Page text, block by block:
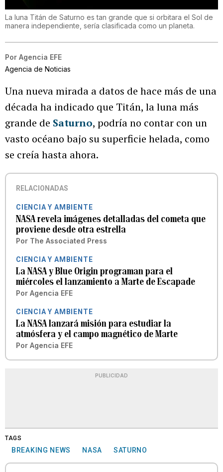
La luna Titán de Saturno es tan grande que si orbitara el Sol de
manera independiente, sería clasificada como un planeta.
Por Agencia EFE
Agencia de Noticias
Una nueva mirada a datos de hace más de una
década ha indicado que Titán, la luna más
grande de Saturno, podría no contar con un
vasto océano bajo su superficie helada, como
se creía hasta ahora.
RELACIONADAS
CIENCIA Y AMBIENTE
NASA revela imágenes detalladas del cometa que
proviene desde otra estrella
Por The Associated Press
CIENCIA Y AMBIENTE
La NASA y Blue Origin programan para el
miércoles el lanzamiento a Marte de Escapade
Por Agencia EFE
CIENCIA Y AMBIENTE
La NASA lanzará misión para estudiar la
atmósfera y el campo magnético de Marte
Por Agencia EFE
PUBLICIDAD
TAGS
BREAKING NEWS NASA SATURNO